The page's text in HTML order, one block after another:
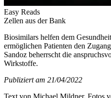
Easy Reads
Zellen aus der Bank
Biosimilars helfen dem
ermöglichen Patienten den
Sandoz beherrscht die
Wirkstoffe.
Publiziert am 21/04/2022
Text von Michael Mildner, Fotos